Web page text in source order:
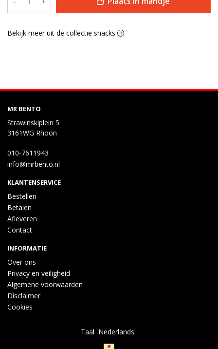
Bekijk meer uit de collectie snacks
MR BENTO
Strawinskiplein 5
3161WG Rhoon
010-7611943
info@mrbento.nl
KLANTENSERVICE
Bestellen
Betalen
Afleveren
Contact
INFORMATIE
Over ons
Privacy en veiligheid
Algemene voorwaarden
Disclaimer
Cookies
Taal